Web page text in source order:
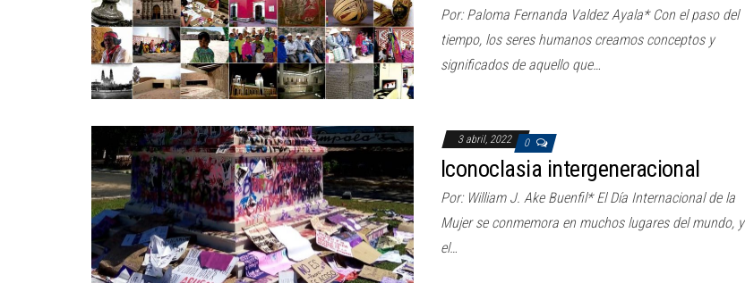
Por: Paloma Fernanda Valdez Ayala* Con el paso del
tiempo, los seres humanos creamos conceptos y
significados de aquello que…
3 abril, 2022 0
Iconoclasia intergeneracional
Por: William J. Ake Buenfil* El Día Internacional de la
Mujer se conmemora en muchos lugares del mundo, y
el…